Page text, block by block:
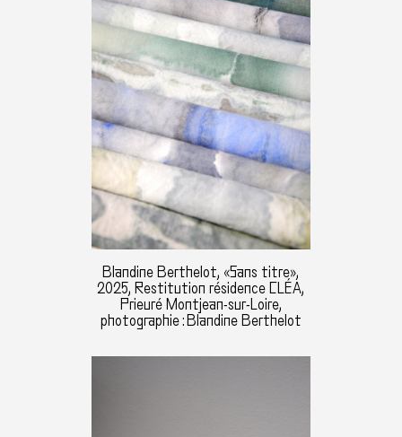
Blandine Berthelot, «Sans titre»,
2025, Restitution résidence CLÉA,
Prieuré Montjean-sur-Loire,
photographie : Blandine Berthelot